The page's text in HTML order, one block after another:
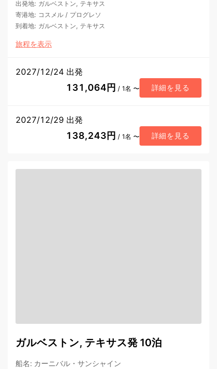
出発地: ガルベストン, テキサス
寄港地: コスメル / プログレソ
到着地: ガルベストン, テキサス
旅程を表示
2027/12/24 出発
131,064円 / 1名 〜 詳細を見る
2027/12/29 出発
138,243円 / 1名 〜 詳細を見る
ガルベストン, テキサス発 10泊
船名: カーニバル・サンシャイン